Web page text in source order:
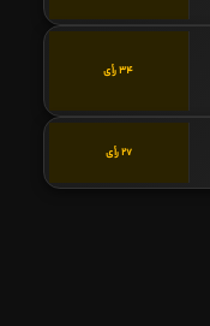
34 رأی
27 رأی